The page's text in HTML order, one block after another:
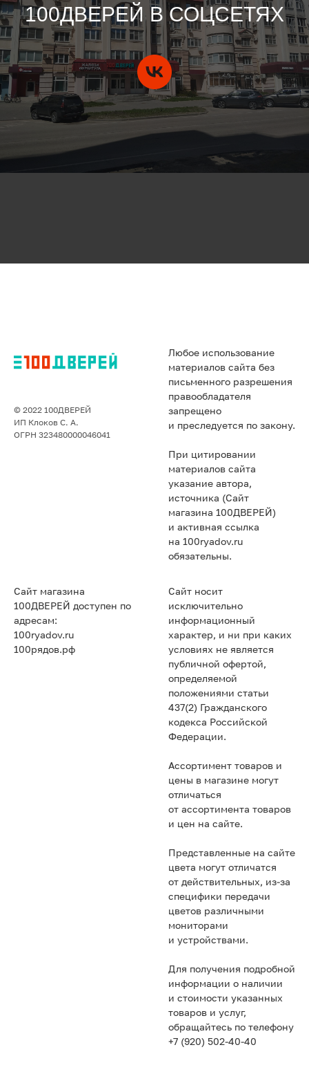
100ДВЕРЕЙ В СОЦСЕТЯХ
© 2022 100ДВЕРЕЙ
ИП Клоков С. А.
ОГРН 323480000046041
Любое использование
материалов сайта без
письменного разрешения
правообладателя
запрещено
и преследуется по закону.
При цитировании
материалов сайта
указание автора,
источника (Сайт
магазина 100ДВЕРЕЙ)
и активная ссылка
на 100ryadov.ru
обязательны.
Сайт магазина
100ДВЕРЕЙ доступен по
адресам:
100ryadov.ru
100рядов.рф
Сайт носит
исключительно
информационный
характер, и ни при каких
условиях не является
публичной офертой,
определяемой
положениями статьи
437(2) Гражданского
кодекса Российской
Федерации.
Ассортимент товаров и
цены в магазине могут
отличаться
от ассортимента товаров
и цен на сайте.
Представленные на сайте
цвета могут отличатся
от действительных, из-за
специфики передачи
цветов различными
мониторами
и устройствами.
Для получения подробной
информации о наличии
и стоимости указанных
товаров и услуг,
обращайтесь по телефону
+7 (920) 502-40-40